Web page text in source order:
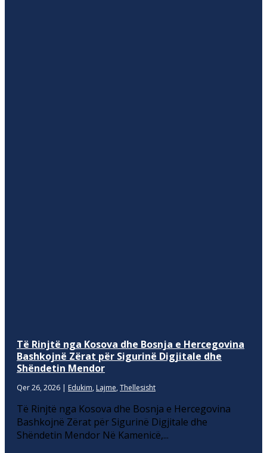
Të Rinjtë nga Kosova dhe Bosnja e Hercegovina
Bashkojnë Zërat për Sigurinë Digjitale dhe
Shëndetin Mendor
Qer 26, 2026 | Edukim, Lajme, Thellesisht
Të Rinjtë nga Kosova dhe Bosnja e Hercegovina
Bashkojnë Zërat për Sigurinë Digjitale dhe
Shëndetin Mendor Në Kamenicë,...